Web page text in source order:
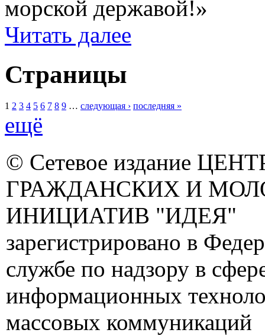
морской державой!»
Читать далее
Страницы
1 2 3 4 5 6 7 8 9 … следующая › последняя »
ещё
© Сетевое издание
ГРАЖДАНСКИХ И
ИНИЦИАТИВ "ИДЕЯ"
зарегистрировано в
службе по надзору в
информационных
массовых коммуникаций